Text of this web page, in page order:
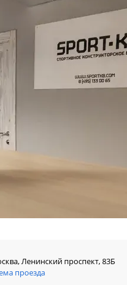
Ленинский проспект, 83Б
проезда